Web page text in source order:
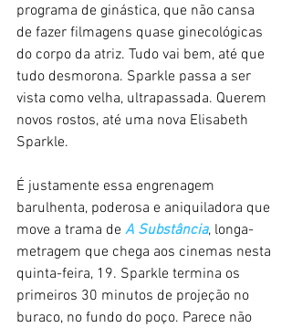
programa de ginástica, que não cansa
de fazer filmagens quase ginecológicas
do corpo da atriz. Tudo vai bem, até que
tudo desmorona. Sparkle passa a ser
vista como velha, ultrapassada. Querem
novos rostos, até uma nova Elisabeth
Sparkle.
É justamente essa engrenagem
barulhenta, poderosa e aniquiladora que
move a trama de A Substância, longa-
metragem que chega aos cinemas nesta
quinta-feira, 19. Sparkle termina os
primeiros 30 minutos de projeção no
buraco, no fundo do poço. Parece não